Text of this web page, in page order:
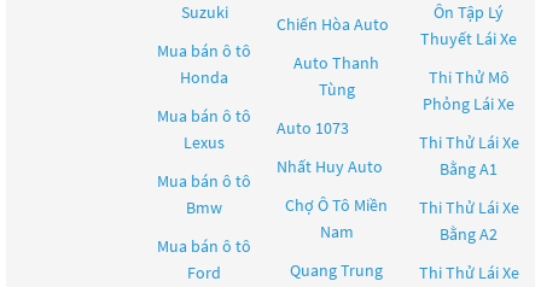
Suzuki
Mua bán ô tô
Honda
Mua bán ô tô
Lexus
Mua bán ô tô
Bmw
Mua bán ô tô
Ford
Chiến Hòa Auto
Auto Thanh
Tùng
Auto 1073
Nhất Huy Auto
Chợ Ô Tô Miền
Nam
Quang Trung
Ôn Tập Lý
Thuyết Lái Xe
Thi Thử Mô
Phỏng Lái Xe
Thi Thử Lái Xe
Bằng A1
Thi Thử Lái Xe
Bằng A2
Thi Thử Lái Xe